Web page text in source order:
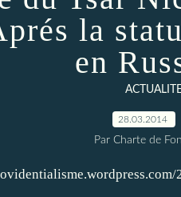
la
en
28.03.2014
Par Charte de